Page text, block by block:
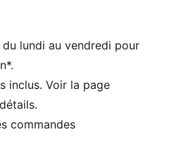
RE:FIBRE, ce produit est
de matériaux recyclés à
d’autres matériaux
double face
lundi au vendredi pour
inclus. Voir la page
commandes